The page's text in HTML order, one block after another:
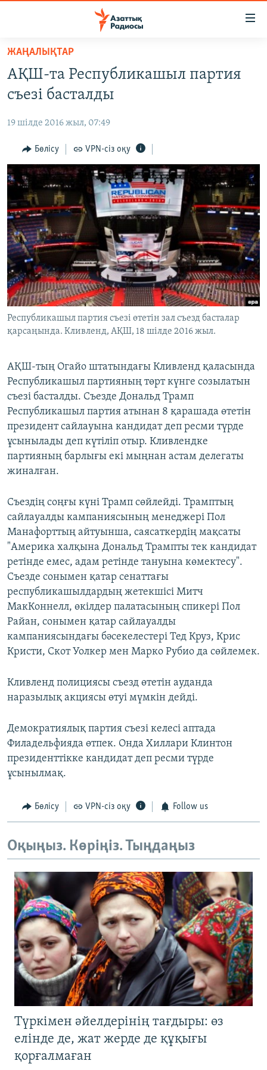
Skip
main
content
to
Navigation
Skip
to
Search
САЯСАТ
ҚАҢТАР ОҚИҒАСЫ
АДАМ ҚҰҚЫҚТАРЫ
ӘЛЕУМЕТ
ӘЛЕМ
АРНАЙЫ ЖОБАЛАР
Русский
ЖАЗЫЛЫҢЫЗ
Басқа тілдерде
ЖАҢАЛЫҚТАР
АҚШ-та Республикашыл партия
съезі басталды
19 шілде 2016 жыл, 07:49
Бөлісу VPN-сіз оқу
Республикашыл партия съезі өтетін зал съезд басталар
қарсаңында. Кливленд, АҚШ, 18 шілде 2016 жыл.
АҚШ-тың Огайо штатындағы Кливленд қаласында
Республикашыл партияның төрт күнге созылатын
съезі басталды. Съезде Дональд Трамп
Республикашыл партия атынан 8 қарашада өтетін
президент сайлауына кандидат деп ресми түрде
ұсынылады деп күтіліп отыр. Кливлендке
партияның барлығы екі мыңнан астам делегаты
жиналған.
Съездің соңғы күні Трамп сөйлейді. Трамптың
сайлауалды кампаниясының менеджері Пол
Манафорттың айтуынша, саясаткердің мақсаты
"Америка халқына Дональд Трампты тек кандидат
ретінде емес, адам ретінде тануына көмектесу".
Съезде сонымен қатар сенаттағы
республикашылдардың жетекшісі Митч
МакКоннелл, өкілдер палатасының спикері Пол
Райан, сонымен қатар сайлауалды
кампаниясындағы бәсекелестері Тед Круз, Крис
Кристи, Скот Уолкер мен Марко Рубио да сөйлемек.
Кливленд полициясы съезд өтетін ауданда
наразылық акциясы өтуі мүмкін дейді.
Демократиялық партия съезі келесі аптада
Филадельфияда өтпек. Онда Хиллари Клинтон
президенттікке кандидат деп ресми түрде
ұсынылмақ.
Бөлісу VPN-сіз оқу Follow us
Оқыңыз. Көріңіз. Тыңдаңыз
Түркімен әйелдерінің тағдыры: өз
елінде де, жат жерде де құқығы
қорғалмаған